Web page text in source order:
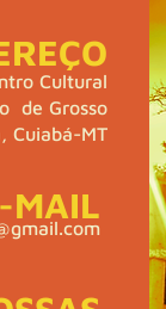
Cultural
de Grosso
Cuiabá-MT
MAIL